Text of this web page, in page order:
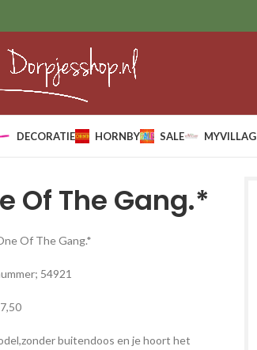
DECORATIE HORNBY SALE
Of The Gang.*
Of The Gang.*
54921
buitendoos en je hoort het